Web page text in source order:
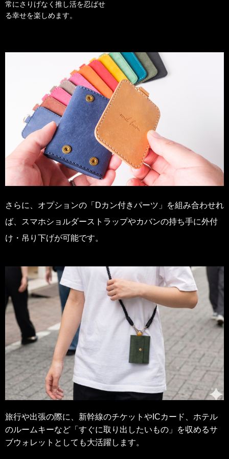
常にさりげなく推し活を忍ばせ
る幸せを楽しめます。
さらに、オプションの「Dカン付きパーツ」を組み合わせれ
ば、スマホショルダーストラップやカバンの持ち手に外付
け・吊り下げが可能です。
旅行や出張の際に、新幹線のチケットやICカード、ホテル
のルームキーなど「すぐに取り出したいもの」を収めるサ
ブウォレットとしても大活躍します。